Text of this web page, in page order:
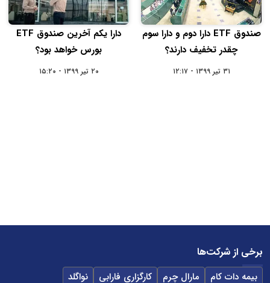
صندوق ETF دارا دوم و دارا سوم
چقدر تخفیف دارند؟
۳۱ تیر ۱۳۹۹ - ۱۲:۱۷
دارا یکم آخرین صندوق ETF
بورس خواهد بود؟
۲۰ تیر ۱۳۹۹ - ۱۵:۲۰
برخی از شرکت‌ها
بیمه دات کام مارال چرم کارگزاری فارابی
نواگلد